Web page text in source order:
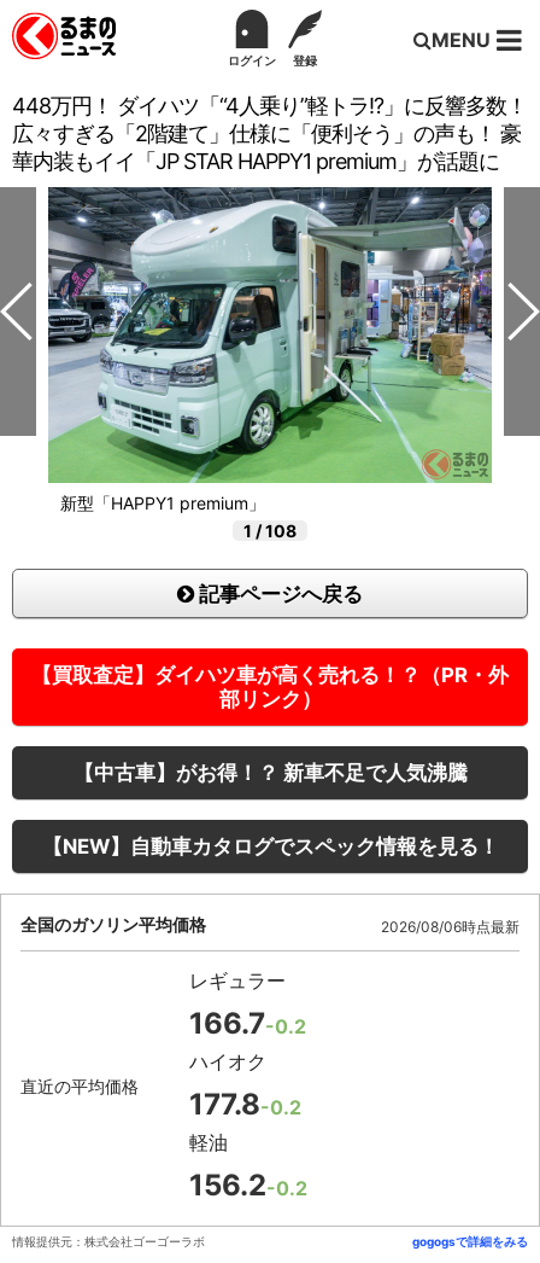
ログイン 登録
MENU
448万円！ ダイハツ「“4人乗り”軽トラ!?」に反響多数！
広々すぎる「2階建て」仕様に「便利そう」の声も！ 豪
華内装もイイ「JP STAR HAPPY1 premium」が話題に
新型「HAPPY1 premium」
1 /108
記事ページへ戻る
【買取査定】ダイハツ車が高く売れる！？（PR・外
部リンク）
【中古車】がお得！？ 新車不足で人気沸騰
【NEW】自動車カタログでスペック情報を見る！
全国のガソリン平均価格 2026/08/06時点最新
直近の平均価格
レギュラー
166.7-0.2
ハイオク
177.8-0.2
軽油
156.2-0.2
情報提供元：株式会社ゴーゴーラボ gogogsで詳細をみる